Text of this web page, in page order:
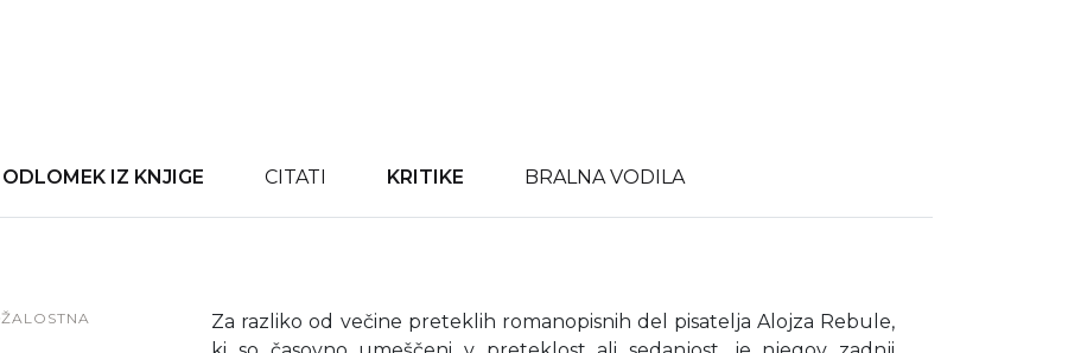
ODLOMEK IZ KNJIGE CITATI KRITIKE BRALNA VODILA
ŽALOSTNA
Za razliko od večine preteklih romanopisnih del pisatelja Alojza Rebule,